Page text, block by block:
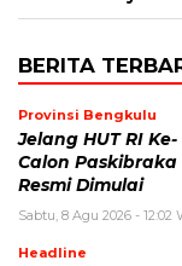
BERITA
Provinsi Bengkulu
Jelang HUT RI
Calon
Resmi Dimulai
Sabtu, 8 Agu 2026 - 12:02
Headline